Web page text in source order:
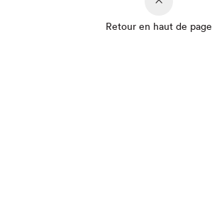
Retour en haut de page